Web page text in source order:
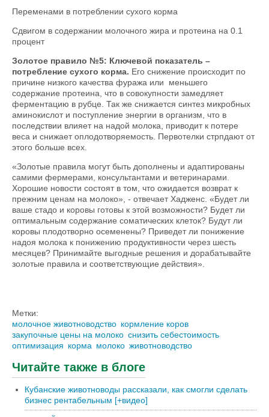
Переменами в потреблении сухого корма
Сдвигом в содержании молочного жира и протеина на 0.1
процент
Золотое правило №5: Ключевой показатель –
потребление сухого корма. Его снижение происходит по
причине низкого качества фуража или меньшего
содержание протеина, что в совокупности замедляет
ферментацию в рубце. Так же снижается синтез микробных
аминокислот и поступление энергии в организм, что в
последствии влияет на надой молока, приводит к потере
веса и снижает оплодотворяемость. Первотелки стрпдают от
этого больше всех.
«Золотые правила могут быть дополнены и адаптированы
самими фермерами, консультантами и ветеринарами.
Хорошие новости состоят в том, что ожидается возврат к
прежним ценам на молоко», - отвечает Хадженс. «Будет ли
ваше стадо и коровы готовы к этой возможности? Будет ли
оптимальным содержание соматических клеток? Будут ли
коровы плодотворно осеменены? Приведет ли понижение
надоя молока к понижению продуктивности через шесть
месяцев? Принимайте выгодные решения и дорабатывайте
золотые правила и соответствующие действия».
Метки:
молочное животноводство кормление коров
закупочные цены на молоко снизить себестоимость
оптимизация корма молоко животноводство
Читайте также в блоге
Кубанские животноводы рассказали, как смогли сделать
бизнес рентабельным [+видео]